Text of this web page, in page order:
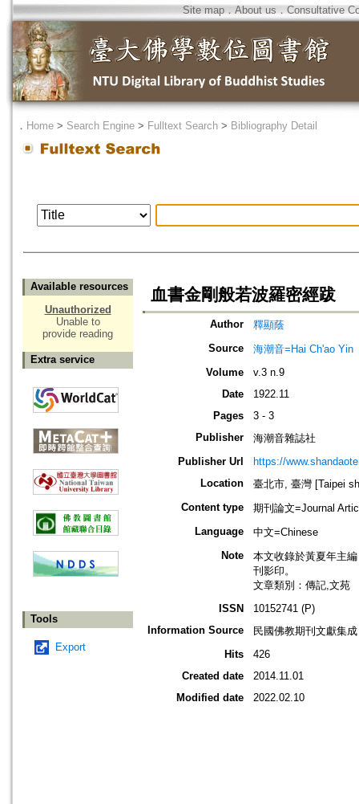
Site map．About us ． Consultative
． Home > Search Engine > Fulltext Search > Bibliography Detail
Available resources
Unauthorized
Unable to
provide reading
Extra service
Tools
Export
血書金剛般若波羅密經跋
Author
釋顯蔭
Source
海潮音=Hai Ch'ao Yin
Volume
v.3 n.9
Date
1922.11
Pages
3 - 3
Publisher
海潮音雜誌社
Publisher Url
https://
Location
臺北市, 臺灣 [Taipei
Content type
期刊論文=Journal
Language
中文=Chinese
Note
本文收錄於黃夏年主
刊影印。
文章類別：傳記,文苑
ISSN
10152741 (P)
Information Source
民國佛教期刊文獻集
Hits
426
Created date
2014.11.01
Modified date
2022.02.10